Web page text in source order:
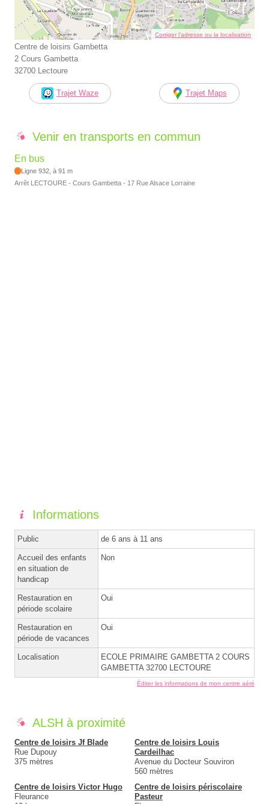
Corriger l’adresse ou la localisation
Centre de loisirs Gambetta
2 Cours Gambetta
32700 Lectoure
Trajet Waze Trajet Maps
Venir en transports en commun
En bus
Ligne 932, à 91 m
Arrêt LECTOURE - Cours Gambetta - 17 Rue Alsace Lorraine
Informations
Public de 6 ans à 11 ans
Accueil des enfants
en situation de
handicap
Non
Restauration en
période scolaire
Oui
Restauration en
période de vacances
Oui
Localisation
ECOLE PRIMAIRE GAMBETTA 2 COURS
GAMBETTA 32700 LECTOURE
Éditer les informations de mon centre aéré
ALSH à proximité
Centre de loisirs Jf Blade
Rue Dupouy
375 mètres
Centre de loisirs Louis
Cardeilhac
Avenue du Docteur Souviron
560 mètres
Centre de loisirs Victor Hugo
Fleurance
Centre de loisirs périscolaire
Pasteur